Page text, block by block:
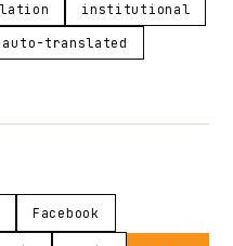
institutional
auto-translated
Facebook